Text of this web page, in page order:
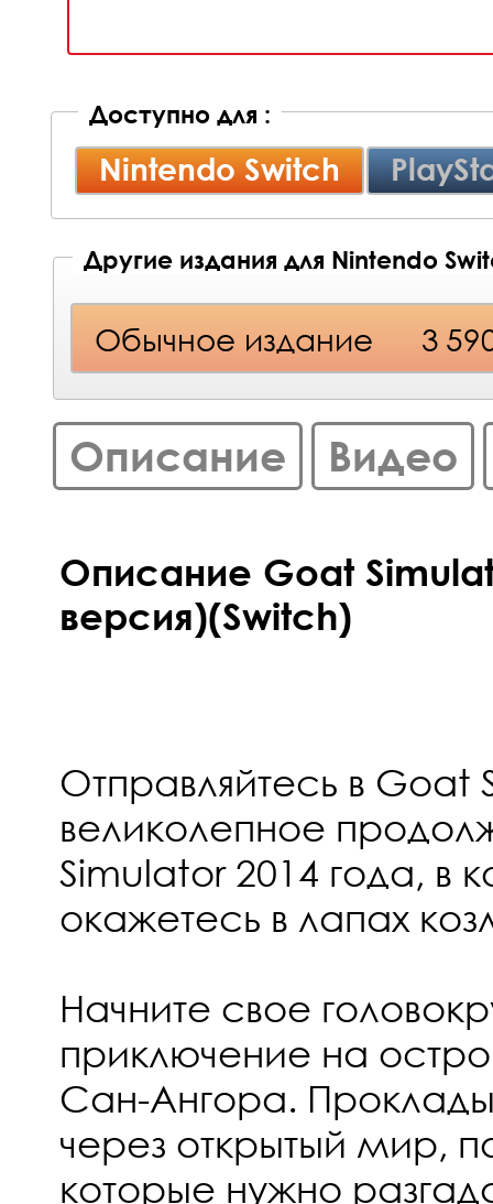
Доступно для :
Nintendo Switch
Другие издания для Nintendo
Обычное издание 3
Описание Видео
Описание Goat
версия)(Switch)
Отправляйтесь в Goat
великолепное
Simulator 2014 года, в
окажетесь в лапах
Начните свое
приключение на
Сан-Ангора.
через открытый мир,
которые нужно